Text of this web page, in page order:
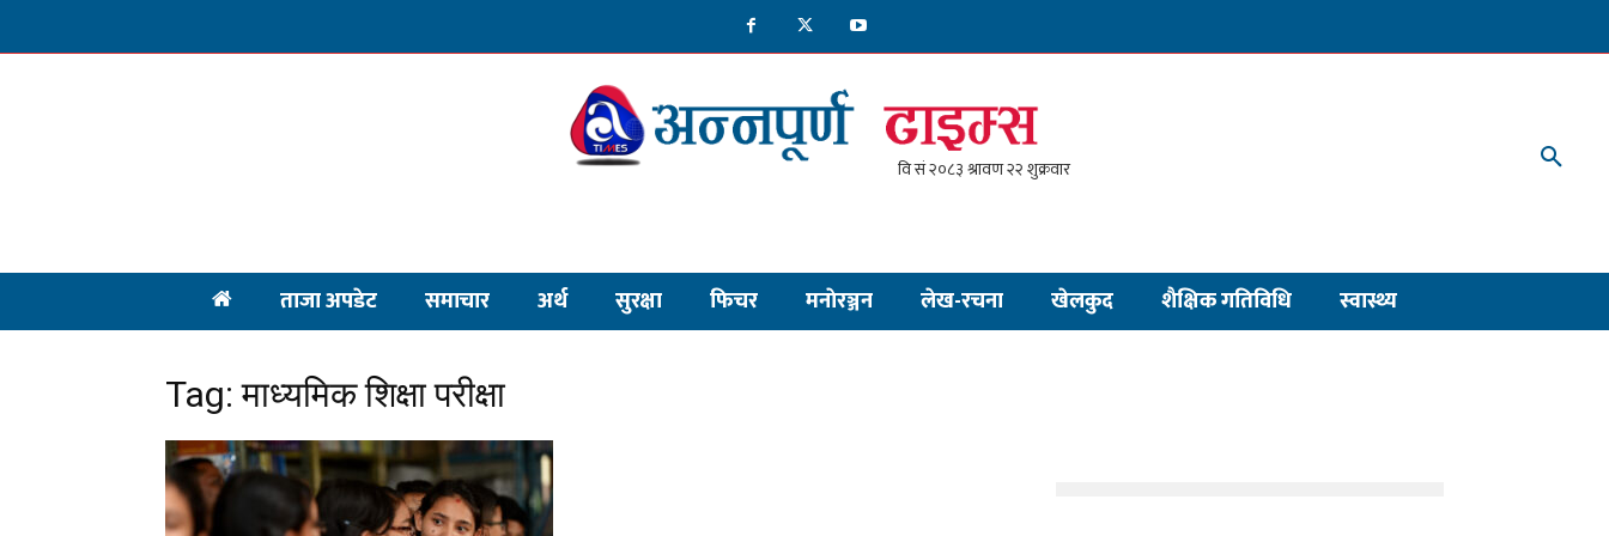
ताजा अपडेट समाचार अर्थ सुरक्षा फिचर मनाेरञ्जन लेख-रचना खेलकुद शैक्षिक गतिविधि स्वास्थ्य
Tag: माध्यमिक शिक्षा परीक्षा